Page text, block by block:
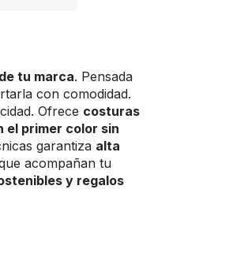
tu marca. Pensada
con comodidad.
Ofrece costuras
el primer color sin
garantiza alta
acompañan tu
y regalos